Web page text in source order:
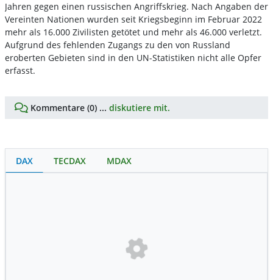
Jahren gegen einen russischen Angriffskrieg. Nach Angaben der
Vereinten Nationen wurden seit Kriegsbeginn im Februar 2022
mehr als 16.000 Zivilisten getötet und mehr als 46.000 verletzt.
Aufgrund des fehlenden Zugangs zu den von Russland
eroberten Gebieten sind in den UN-Statistiken nicht alle Opfer
erfasst.
Kommentare (0) ... diskutiere mit.
DAX TECDAX MDAX